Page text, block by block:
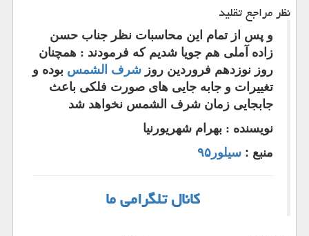
نظر مراجع تقلید
و پس از تمام این محاسبات نظر جناب حسن
زاده آملی هم جویا شدیم که فرمودند : همچنان
روز نوزدهم فروردین روز شرف الشمس بوده و
تغییرات و جابه جایی های صورت فلکی باعث
جابجایی زمان شرف الشمس نخواهد شد
نویسنده : بهرام شهریورنیا
منبع : سیلور۹۵
کانال تلگرامی ما